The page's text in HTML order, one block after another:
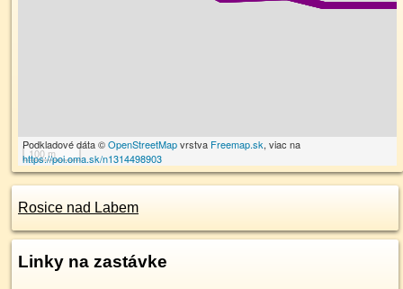
100 m
Podkladové dáta ©OpenStreetMapvrstva Freemap.sk, viac na
https://poi.oma.sk/n1314498903
Rosice nad Labem
Linky na zastávke